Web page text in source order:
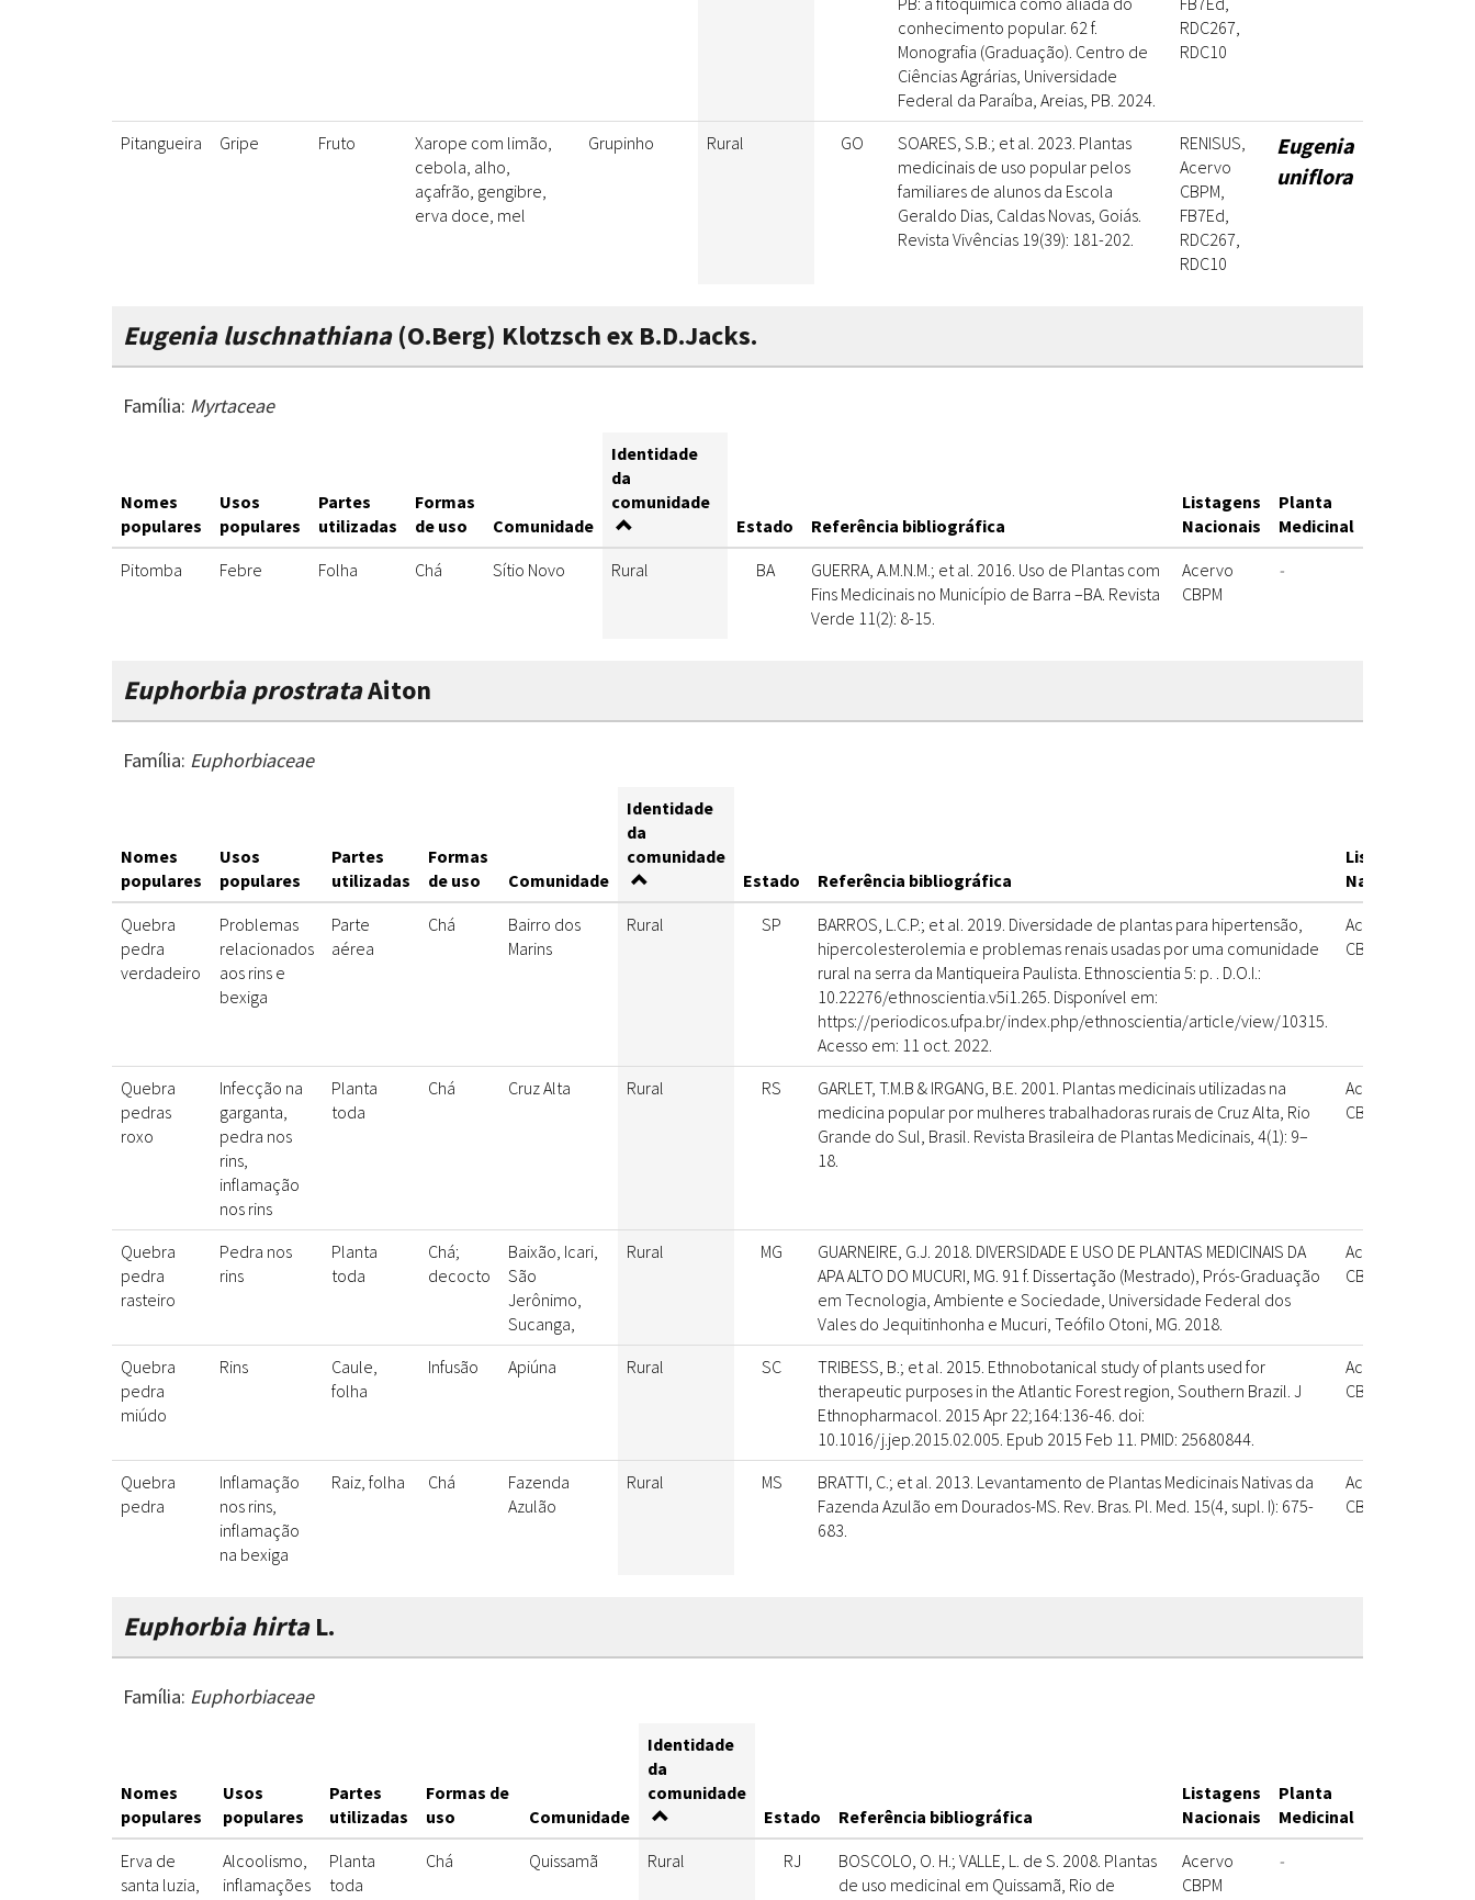
conhecimento popular. 62 f.
Monografia (Graduação). Centro de
Ciências Agrárias, Universidade
Federal da Paraíba, Areias, PB. 2024.
RDC267,
RDC10
Pitangueira Gripe Fruto
Xarope com limão,
cebola, alho,
açafrão, gengibre,
erva doce, mel
Grupinho Rural GO
SOARES, S.B.; et al. 2023. Plantas
medicinais de uso popular pelos
familiares de alunos da Escola
Geraldo Dias, Caldas Novas, Goiás.
Revista Vivências 19(39): 181-202.
RENISUS,
Acervo
CBPM,
FB7Ed,
RDC267,
RDC10
Eugenia
uniflora
Eugenia luschnathiana(O.Berg) Klotzsch ex B.D.Jacks.
Família: Myrtaceae
Nomes
populares
Usos
populares
Partes
utilizadas
Formas
de uso
Comunidade
Identidade
da
comunidade
Estado
Referência bibliográfica
Listagens
Nacionais
Planta
Medicinal
Pitomba
Febre Folha Chá Sítio Novo Rural BA
GUERRA, A.M.N.M.; et al. 2016. Uso de Plantas com
Fins Medicinais no Município de Barra –BA. Revista
Verde 11(2): 8-15.
Acervo
CBPM
-
Euphorbia prostrataAiton
Família: Euphorbiaceae
Nomes
populares
Usos
populares
Partes
utilizadas
Formas
de uso
Comunidade
Identidade
da
comunidade
Estado
Referência bibliográfica
Listagens
Nacionais
Quebra
pedra
verdadeiro
Problemas
relacionados
aos rins e
bexiga
Parte
aérea
Chá
Bairro dos
Marins
Rural SP
BARROS, L.C.P.; et al. 2019. Diversidade de plantas para hipertensão,
hipercolesterolemia e problemas renais usadas por uma comunidade
rural na serra da Mantiqueira Paulista. Ethnoscientia 5: p. . D.O.I.:
10.22276/ethnoscientia.v5i1.265. Disponível em:
https://periodicos.ufpa.br/index.php/ethnoscientia/article/view/10315.
Acesso em: 11 oct. 2022.
Acervo
CBPM
Quebra
pedras
roxo
Infecção na
garganta,
pedra nos
rins,
inflamação
nos rins
Planta
toda
Chá Cruz Alta Rural RS
GARLET, T.M.B & IRGANG, B.E. 2001. Plantas medicinais utilizadas na
medicina popular por mulheres trabalhadoras rurais de Cruz Alta, Rio
Grande do Sul, Brasil. Revista Brasileira de Plantas Medicinais, 4(1): 9–
18.
Acervo
CBPM
Quebra
pedra
rasteiro
Pedra nos
rins
Planta
toda
Chá;
decocto
Baixão, Icari,
São
Jerônimo,
Sucanga,
Rural MG
GUARNEIRE, G.J. 2018. DIVERSIDADE E USO DE PLANTAS MEDICINAIS DA
APA ALTO DO MUCURI, MG. 91 f. Dissertação (Mestrado), Prós-Graduação
em Tecnologia, Ambiente e Sociedade, Universidade Federal dos
Vales do Jequitinhonha e Mucuri, Teófilo Otoni, MG. 2018.
Acervo
CBPM
Quebra
pedra
miúdo
Rins
Caule,
folha
Infusão Apiúna Rural SC
TRIBESS, B.; et al. 2015. Ethnobotanical study of plants used for
therapeutic purposes in the Atlantic Forest region, Southern Brazil. J
Ethnopharmacol. 2015 Apr 22;164:136-46. doi:
10.1016/j.jep.2015.02.005. Epub 2015 Feb 11. PMID: 25680844.
Acervo
CBPM
Quebra
pedra
Inflamação
nos rins,
inflamação
na bexiga
Raiz, folha Chá
Fazenda
Azulão
Rural MS
BRATTI, C.; et al. 2013. Levantamento de Plantas Medicinais Nativas da
Fazenda Azulão em Dourados-MS. Rev. Bras. Pl. Med. 15(4, supl. I): 675-
683.
Acervo
CBPM
Euphorbia hirtaL.
Família: Euphorbiaceae
Nomes
populares
Usos
populares
Partes
utilizadas
Formas de
uso
Comunidade
Identidade
da
comunidade
Estado
Referência bibliográfica
Listagens
Nacionais
Planta
Medicinal
Erva de
santa luzia,
Alcoolismo,
inflamações
Planta
toda
Chá Quissamã Rural RJ
BOSCOLO, O. H.; VALLE, L. de S. 2008. Plantas
de uso medicinal em Quissamã, Rio de
Acervo
CBPM
-